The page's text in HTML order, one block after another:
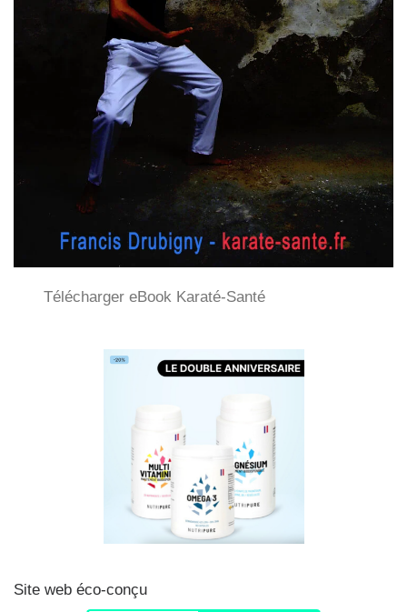
Télécharger eBook Karaté-Santé
Site web éco-conçu